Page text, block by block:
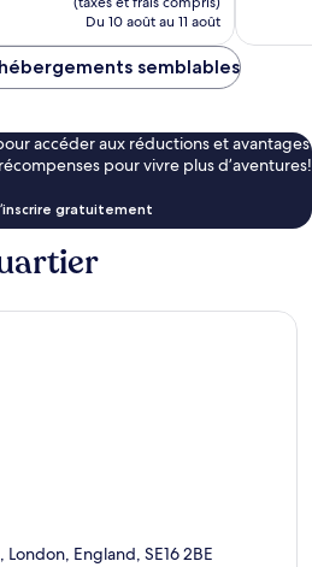
de
94 $ CA
Du 10 août au 11 août
semblables
accéder aux réductions et avantages
pour vivre plus d’aventures!
gratuitement
England, SE16 2BE